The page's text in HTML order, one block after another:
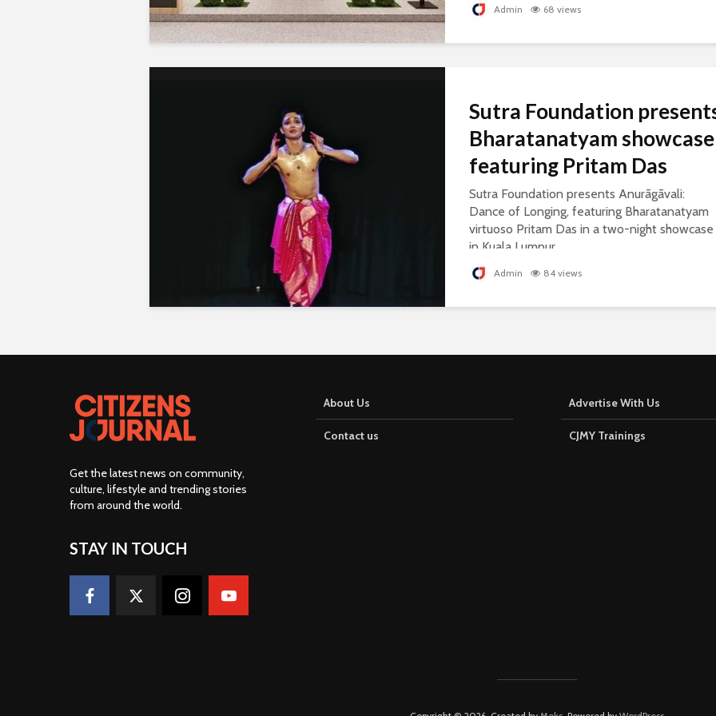
Admin 68 views
Sutra Foundation
Bharatanatyam showcase
featuring Pritam Das
Sutra Foundation presents Anurāgāvali:
Dance of Longing, featuring Bharatanatyam
virtuoso Pritam Das in a two-night showcase
in Kuala Lumpur.
Admin 84 views
Get the latest news on community,
culture, lifestyle and trending stories
from around the world.
STAY IN TOUCH
About Us
Contact us
Advertise With Us
CJMY Trainings